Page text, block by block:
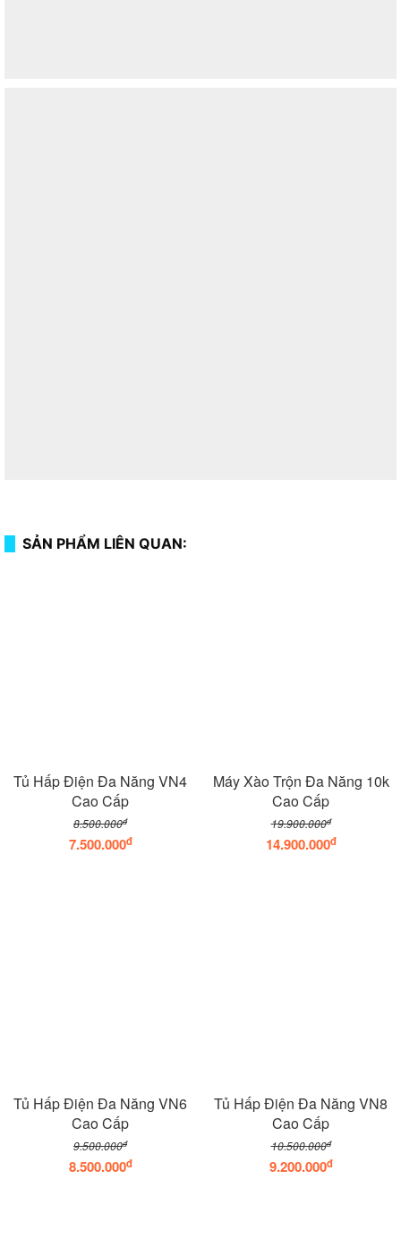
SẢN PHẨM LIÊN QUAN:
Tủ Hấp Điện Đa Năng VN4
Cao Cấp
8.500.000đ
7.500.000đ
Máy Xào Trộn Đa Năng 10k
Cao Cấp
19.900.000đ
14.900.000đ
Tủ Hấp Điện Đa Năng VN6
Cao Cấp
9.500.000đ
8.500.000đ
Tủ Hấp Điện Đa Năng VN8
Cao Cấp
10.500.000đ
9.200.000đ